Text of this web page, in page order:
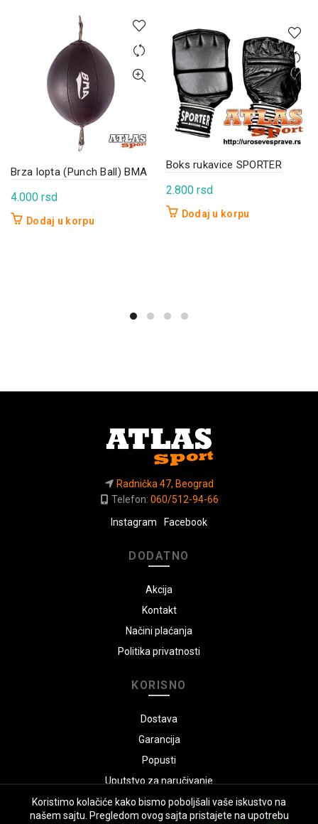
Brza lopta (Punch Ball) BMA
4.000 rsd
Dodaj u korpu
Boks rukavice SPORTER
2.800 rsd
Dodaj u korpu
Radnička 47, Beograd
Telefon: 060/512-94-66
Instagram
Facebook
DODATNO
Akcija
Kontakt
Načini plaćanja
Politika privatnosti
KORISNO
Dostava
Garancija
Popusti
Uputstvo za naručivanje
Koristimo kolačiće kako bismo poboljšali vaše iskustvo na
našem sajtu. Pregledom ovog sajta pristajete na upotrebu